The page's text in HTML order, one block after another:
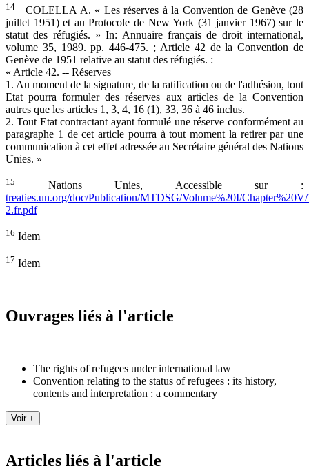
14
COLELLA A. « Les réserves à la Convention de Genève (28
juillet 1951) et au Protocole de New York (31 janvier 1967) sur le
statut des réfugiés. » In: Annuaire français de droit international,
volume 35, 1989. pp. 446-475. ; Article 42 de la Convention de
Genève de 1951 relative au statut des réfugiés. :
« Article 42. -- Réserves
1. Au moment de la signature, de la ratification ou de l'adhésion, tout
Etat pourra formuler des réserves aux articles de la Convention
autres que les articles 1, 3, 4, 16 (1), 33, 36 à 46 inclus.
2. Tout Etat contractant ayant formulé une réserve conformément au
paragraphe 1 de cet article pourra à tout moment la retirer par une
communication à cet effet adressée au Secrétaire général des Nations
Unies. »
15
Nations Unies, Accessible sur :
treaties.un.org/doc/Publication/MTDSG/Volume%20I/
2.fr.pdf
16 Idem
17 Idem
Ouvrages liés à l'article
The rights of refugees under international law
Convention relating to the status of refugees : its history,
contents and interpretation : a commentary
Articles liés à l'article